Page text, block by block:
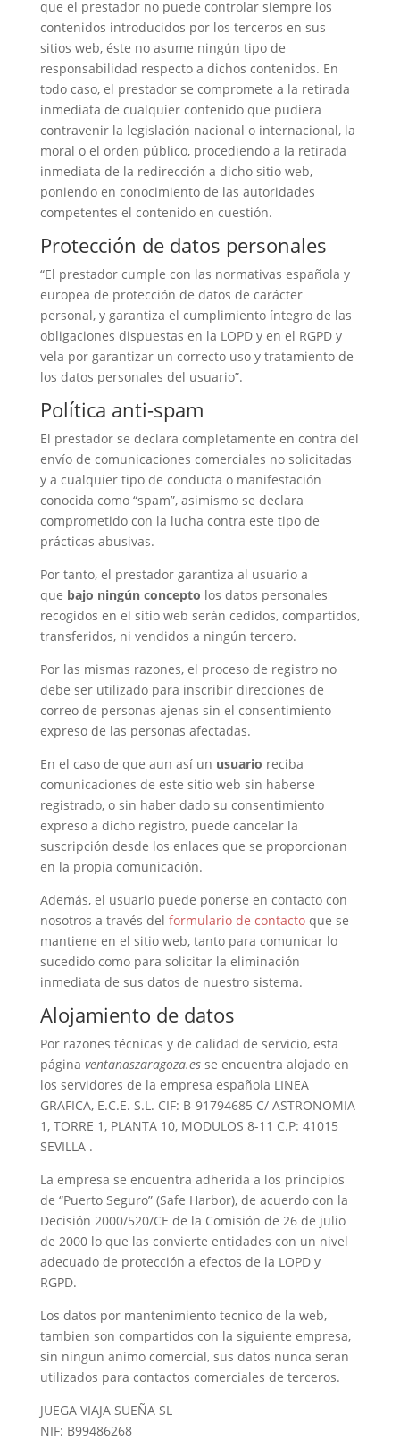
que el prestador no puede controlar siempre los
contenidos introducidos por los terceros en sus
sitios web, éste no asume ningún tipo de
responsabilidad respecto a dichos contenidos. En
todo caso, el prestador se compromete a la retirada
inmediata de cualquier contenido que pudiera
contravenir la legislación nacional o internacional, la
moral o el orden público, procediendo a la retirada
inmediata de la redirección a dicho sitio web,
poniendo en conocimiento de las autoridades
competentes el contenido en cuestión.
Protección de datos personales
“El prestador cumple con las normativas española y
europea de protección de datos de carácter
personal, y garantiza el cumplimiento íntegro de las
obligaciones dispuestas en la LOPD y en el RGPD y
vela por garantizar un correcto uso y tratamiento de
los datos personales del usuario”.
Política anti-spam
El prestador se declara completamente en contra del
envío de comunicaciones comerciales no solicitadas
y a cualquier tipo de conducta o manifestación
conocida como “spam”, asimismo se declara
comprometido con la lucha contra este tipo de
prácticas abusivas.
Por tanto, el prestador garantiza al usuario a
que bajo ningún concepto los datos personales
recogidos en el sitio web serán cedidos, compartidos,
transferidos, ni vendidos a ningún tercero.
Por las mismas razones, el proceso de registro no
debe ser utilizado para inscribir direcciones de
correo de personas ajenas sin el consentimiento
expreso de las personas afectadas.
En el caso de que aun así un usuario reciba
comunicaciones de este sitio web sin haberse
registrado, o sin haber dado su consentimiento
expreso a dicho registro, puede cancelar la
suscripción desde los enlaces que se proporcionan
en la propia comunicación.
Además, el usuario puede ponerse en contacto con
nosotros a través del formulario de contactoque se
mantiene en el sitio web, tanto para comunicar lo
sucedido como para solicitar la eliminación
inmediata de sus datos de nuestro sistema.
Alojamiento de datos
Por razones técnicas y de calidad de servicio, esta
página ventanaszaragoza.esse encuentra alojado en
los servidores de la empresa española LINEA
GRAFICA, E.C.E. S.L. CIF: B-91794685 C/ ASTRONOMIA
1, TORRE 1, PLANTA 10, MODULOS 8-11 C.P: 41015
SEVILLA .
La empresa se encuentra adherida a los principios
de “Puerto Seguro” (Safe Harbor), de acuerdo con la
Decisión 2000/520/CE de la Comisión de 26 de julio
de 2000 lo que las convierte entidades con un nivel
adecuado de protección a efectos de la LOPD y
RGPD.
Los datos por mantenimiento tecnico de la web,
tambien son compartidos con la siguiente empresa,
sin ningun animo comercial, sus datos nunca seran
utilizados para contactos comerciales de terceros.
JUEGA VIAJA SUEÑA SL
NIF: B99486268